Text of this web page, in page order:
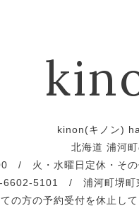
kinon(キノン)
北海道 浦河
/ 火・水曜日定休・その
6602-5101 / 浦河町堺町
の方の予約受付を休止して